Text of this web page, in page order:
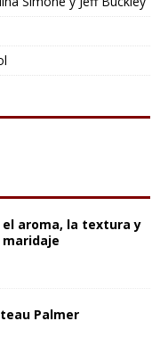
el aroma, la textura y
Palmer